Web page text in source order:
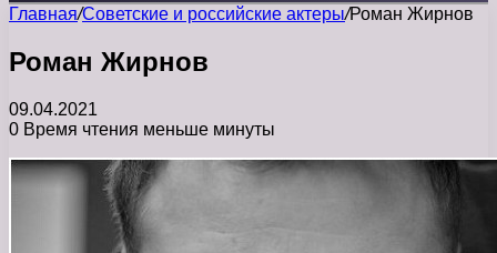
Главная/Советские и российские актеры/Роман Жирнов
Роман Жирнов
09.04.2021
0 Время чтения меньше минуты